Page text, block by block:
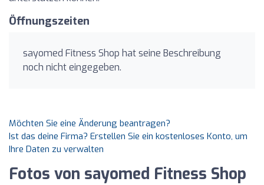
Öffnungszeiten
sayomed Fitness Shop hat seine Beschreibung
noch nicht eingegeben.
Möchten Sie eine Änderung beantragen?
Ist das deine Firma? Erstellen Sie ein kostenloses Konto, um
Ihre Daten zu verwalten
Fotos von sayomed Fitness Shop